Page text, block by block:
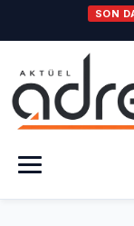
SON
Büyükşehir